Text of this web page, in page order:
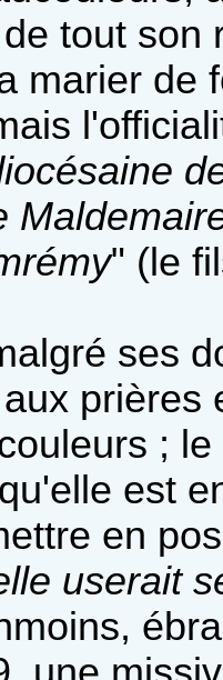
tout son
marier de
" (le
ses
prières
;
est
en
userait